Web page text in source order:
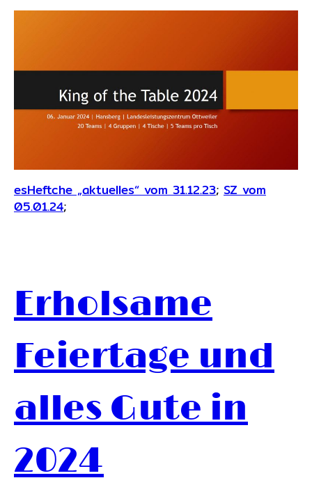
esHeftche „aktuelles“ vom 31.12.23; SZ vom
05.01.24;
Erholsame
Feiertage und
alles Gute in
2024